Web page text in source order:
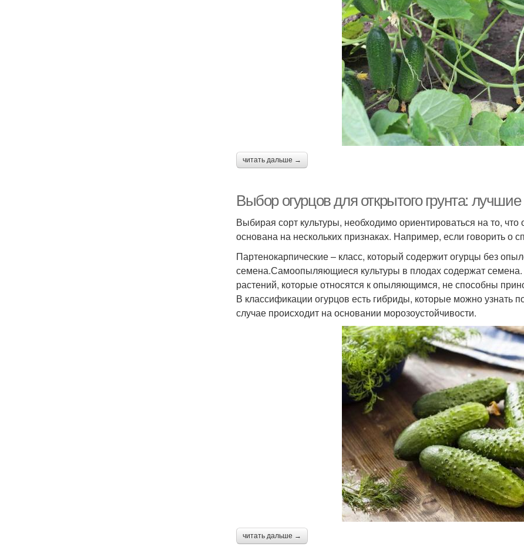
читать дальше →
Выбор огурцов для открытого грунта:
Выбирая сорт культуры, необходимо ориентироваться на то,
основана на нескольких признаках. Например, если говорить о
Партенокарпические – класс, который содержит огурцы без
семена.Самоопыляющиеся культуры в плодах содержат семена.
растений, которые относятся к опыляющимся, не способны
В классификации огурцов есть гибриды, которые можно узнать
случае происходит на основании морозоустойчивости.
читать дальше →